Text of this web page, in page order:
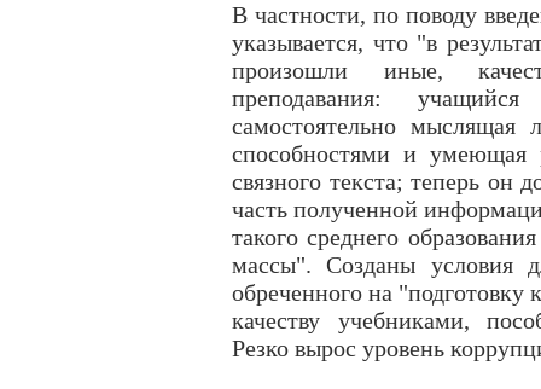
В частности, по поводу
указывается, что "в
произошли иные,
преподавания:
самостоятельно мыслящая
способностями и умеющая
связного текста; теперь он
часть полученной
такого среднего
массы". Созданы условия
обреченного на
качеству учебниками,
Резко вырос уровень